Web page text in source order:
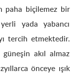
paha biçilemez bir
yada yabancı
tercih etmektedir.
akıl almaz
önceye ışık